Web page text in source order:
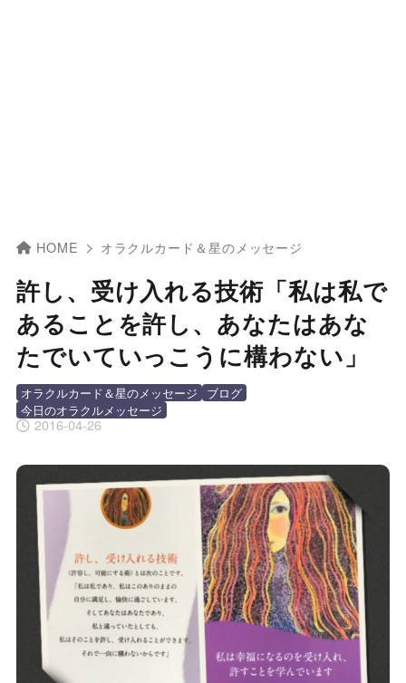
HOME オラクルカード＆星のメッセージ
許し、受け入れる技術「私は私で
あることを許し、あなたはあな
たでいていっこうに構わない」
2016-04-26
オラクルカード＆星のメッセージ
ブログ
今日のオラクルメッセージ